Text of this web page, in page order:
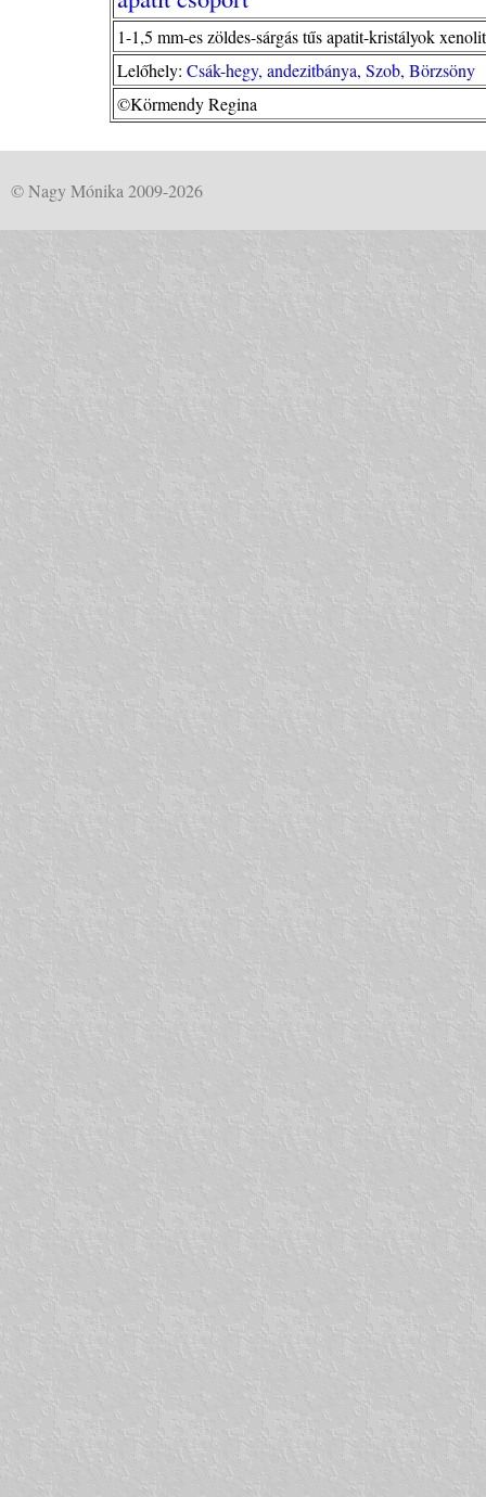
1-1,5 mm-es zöldes-sárgás tűs apatit-kristályok
Lelőhely: Csák-hegy, andezitbánya, Szob, Börzsöny
©Körmendy Regina
© Nagy Mónika 2009-2026